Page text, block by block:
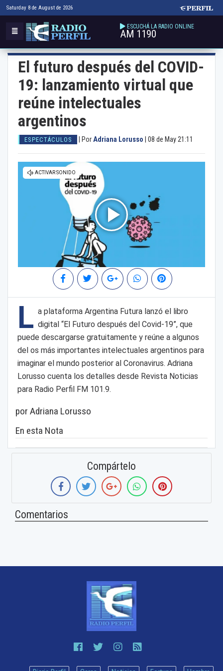
Saturday 8 de August de 2026
ESCUCHÁ LA RADIO ONLINE
AM 1190
El futuro después del COVID-
19: lanzamiento virtual que
reúne intelectuales
argentinos
ESPECTÁCULOS PorAdriana Lorusso 08 de May 21:11
L a plataforma Argentina Futura lanzó el libro
digital “El Futuro después del Covid-19”, que
puede descargarse gratuitamente y reúne a algunos
del os más importantes intelectuales argentinos para
imaginar el mundo posterior al Coronavirus. Adriana
Lorusso cuenta los detalles desde Revista Noticias
para Radio Perfil FM 101.9.
por Adriana Lorusso
En esta Nota
Compártelo
Comentarios